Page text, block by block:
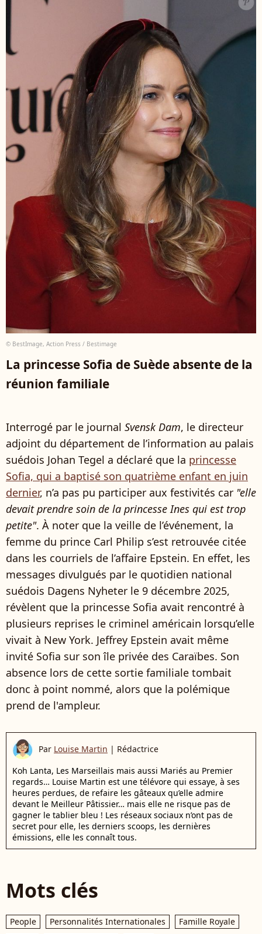
© BestImage, Action Press / Bestimage
La princesse Sofia de Suède absente de la
réunion familiale
Interrogé par le journal Svensk Dam, le directeur
adjoint du département de l’information au palais
suédois Johan Tegel a déclaré que la princesse
Sofia, qui a baptisé son quatrième enfant en juin
dernier, n’a pas pu participer aux festivités car "elle
devait prendre soin de la princesse Ines qui est trop
petite". À noter que la veille de l’événement, la
femme du prince Carl Philip s’est retrouvée citée
dans les courriels de l’affaire Epstein. En effet, les
messages divulgués par le quotidien national
suédois Dagens Nyheter le 9 décembre 2025,
révèlent que la princesse Sofia avait rencontré à
plusieurs reprises le criminel américain lorsqu’elle
vivait à New York. Jeffrey Epstein avait même
invité Sofia sur son île privée des Caraïbes. Son
absence lors de cette sortie familiale tombait
donc à point nommé, alors que la polémique
prend de l'ampleur.
Par Louise Martin | Rédactrice
Koh Lanta, Les Marseillais mais aussi Mariés au Premier
regards… Louise Martin est une télévore qui essaye, à ses
heures perdues, de refaire les gâteaux qu’elle admire
devant le Meilleur Pâtissier… mais elle ne risque pas de
gagner le tablier bleu ! Les réseaux sociaux n’ont pas de
secret pour elle, les derniers scoops, les dernières
émissions, elle les connaît tous.
Mots clés
People Personnalités Internationales
Famille Royale